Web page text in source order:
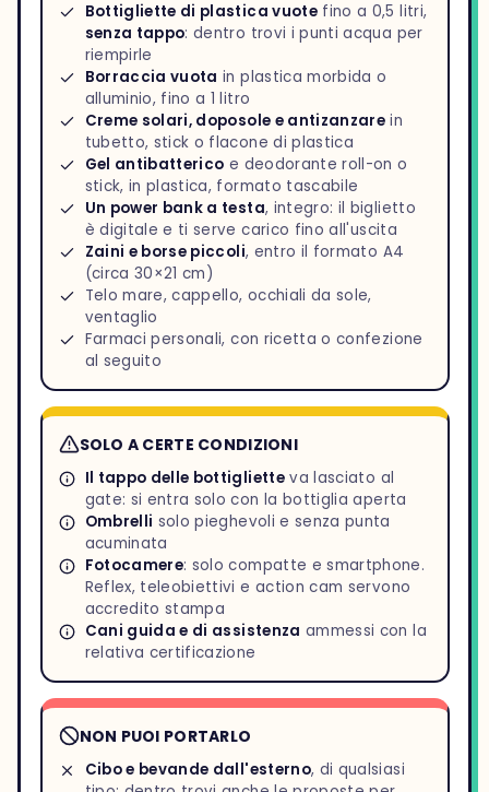
Bottigliette di plastica vuote fino a 0,5 litri,
senza tappo: dentro trovi i punti acqua per
riempirle
Borraccia vuota in plastica morbida o
alluminio, fino a 1 litro
Creme solari, doposole e antizanzare in
tubetto, stick o flacone di plastica
Gel antibatterico e deodorante roll-on o
stick, in plastica, formato tascabile
Un power bank a testa, integro: il biglietto
è digitale e ti serve carico fino all'uscita
Zaini e borse piccoli, entro il formato A4
(circa 30×21 cm)
Telo mare, cappello, occhiali da sole,
ventaglio
Farmaci personali, con ricetta o confezione
al seguito
SOLO A CERTE CONDIZIONI
Il tappo delle bottiglietteva lasciato al
gate: si entra solo con la bottiglia aperta
Ombrelli solo pieghevoli e senza punta
acuminata
Fotocamere: solo compatte e smartphone.
Reflex, teleobiettivi e action cam servono
accredito stampa
Cani guida e di assistenza ammessi con la
relativa certificazione
NON PUOI PORTARLO
Cibo e bevande dall'esterno, di qualsiasi